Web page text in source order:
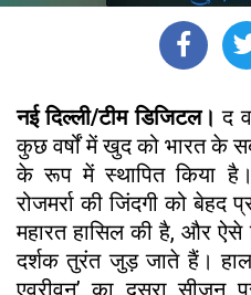
नई दिल्ली/टीम डिजिटल।द
कुछ वर्षों में खुद को भारत के
के रूप में स्थापित किया
रोजमर्रा की जिंदगी को
महारत हासिल की है, और
दर्शक तुरंत जुड़ जाते हैं।
एवरीवन’ का दूसरा सीजन